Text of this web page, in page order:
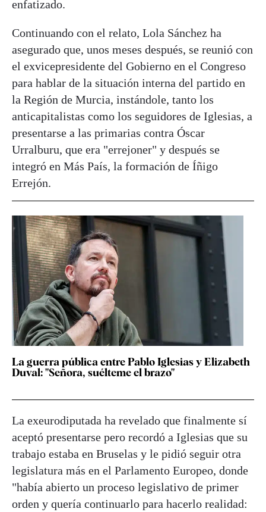
enfatizado.
Continuando con el relato, Lola Sánchez ha
asegurado que, unos meses después, se reunió con
el exvicepresidente del Gobierno en el Congreso
para hablar de la situación interna del partido en
la Región de Murcia, instándole, tanto los
anticapitalistas como los seguidores de Iglesias, a
presentarse a las primarias contra Óscar
Urralburu, que era "errejoner" y después se
integró en Más País, la formación de Íñigo
Errejón.
La guerra pública entre Pablo Iglesias y Elizabeth
Duval: "Señora, suélteme el brazo"
La exeurodiputada ha revelado que finalmente sí
aceptó presentarse pero recordó a Iglesias que su
trabajo estaba en Bruselas y le pidió seguir otra
legislatura más en el Parlamento Europeo, donde
"había abierto un proceso legislativo de primer
orden y quería continuarlo para hacerlo realidad: